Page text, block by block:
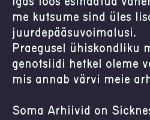
me kutsume sind üles
juurdepääsuvõimalusi.
Praegusel ühiskondliku
genotsiidi hetkel oleme
mis annab värvi meie
Soma Arhiivid on